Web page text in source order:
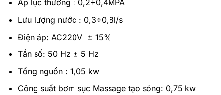
Áp lực thường : 0,2÷0,4MPA
Lưu lượng nước : 0,3÷0,8l/s
Điện áp: AC220V ± 15%
Tần số: 50 Hz ± 5 Hz
Tổng nguồn : 1,05 kw
Công suất bơm sục Massage tạo sóng: 0,75 kw